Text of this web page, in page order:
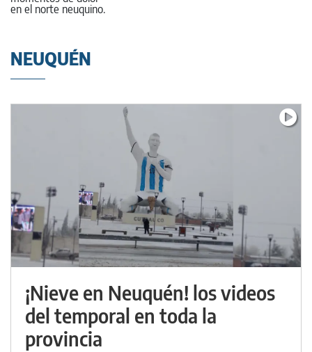
NEUQUÉN
¡Nieve en Neuquén! los videos
del temporal en toda la
provincia